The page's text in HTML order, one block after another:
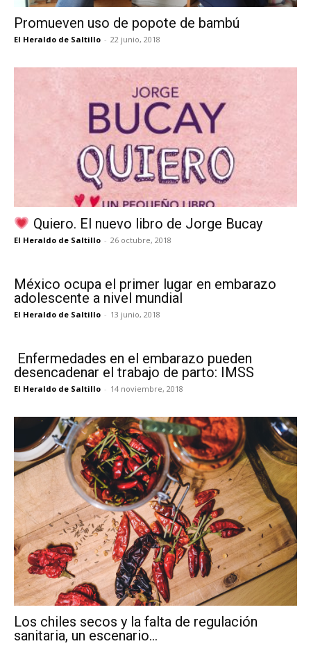
Promueven uso de popote de bambú
El Heraldo de Saltillo - 22 junio, 2018
Quiero. El nuevo libro de Jorge Bucay
El Heraldo de Saltillo - 26 octubre, 2018
México ocupa el primer lugar en embarazo
adolescente a nivel mundial
El Heraldo de Saltillo - 13 junio, 2018
Enfermedades en el embarazo pueden
desencadenar el trabajo de parto: IMSS
El Heraldo de Saltillo - 14 noviembre, 2018
Los chiles secos y la falta de regulación
sanitaria, un escenario...